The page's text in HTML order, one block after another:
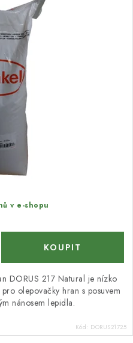
v e-shopu
DORUS 217 Natural je nízko
olepovačky hran s posuvem
nánosem lepidla.
Kód: DORUS21725